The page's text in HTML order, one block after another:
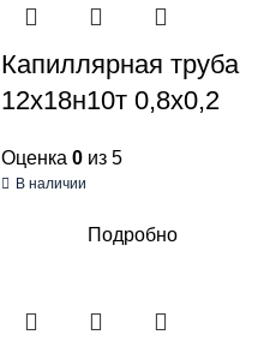
Капиллярная труба
12х18н10т 0,8х0,2
Оценка 0 из 5
В наличии
Подробно